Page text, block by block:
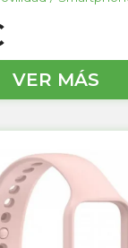
VER MÁS